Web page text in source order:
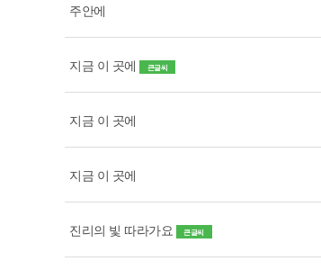
주안에
지금 이 곳에 큰글씨
지금 이 곳에
지금 이 곳에
진리의 빛 따라가요 큰글씨